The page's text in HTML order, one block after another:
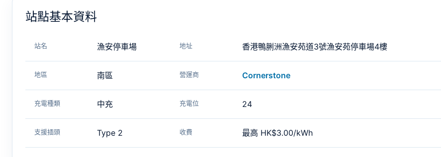
站點基本資料
站名 漁安停車場 地址 香港鴨脷洲漁安苑道3號漁安苑停車場4樓
地區 南區 營運商 Cornerstone
充電種類 中充 充電位 24
支援插頭 Type 2 收費 最高 HK$3.00/kWh